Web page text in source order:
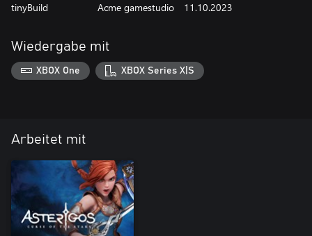
tinyBuild Acme gamestudio 11.10.2023
Wiedergabe mit
XBOX One XBOX Series X|S
Arbeitet mit